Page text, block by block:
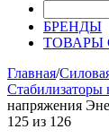
БРЕНДЫ
ТОВАРЫ
Главная/
Стабилизаторы
напряжения
125 из 126